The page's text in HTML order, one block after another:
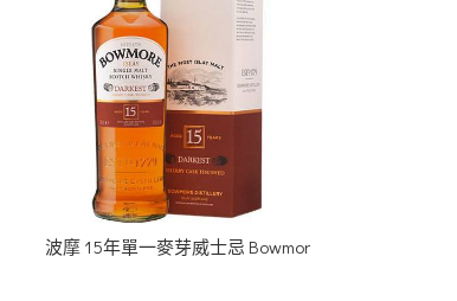
波摩 15年單一麥芽威士忌 Bowmor